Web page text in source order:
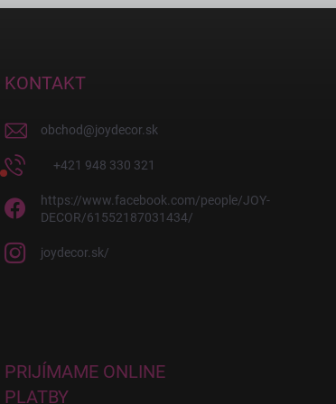
KONTAKT
obchod@joydecor.sk
+421 948 330 321
https://www.facebook.com/people/JOY-
DECOR/61552187031434/
joydecor.sk/
PRIJÍMAME ONLINE
PLATBY